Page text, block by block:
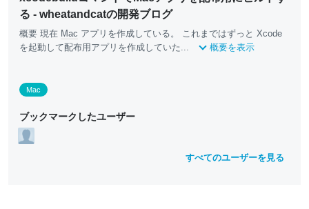
る - wheatandcatの開発ブログ
概要 現在 Mac アプリを作成している。 これまではずっと Xcode
を起動して配布用アプリを作成していた...
概要を表示
Mac
ブックマークしたユーザー
すべてのユーザーを見る